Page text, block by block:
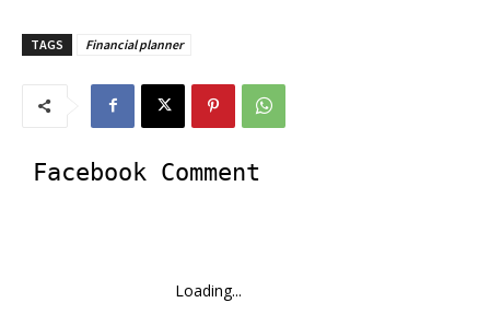
TAGS Financial planner
Facebook Comment
Loading...